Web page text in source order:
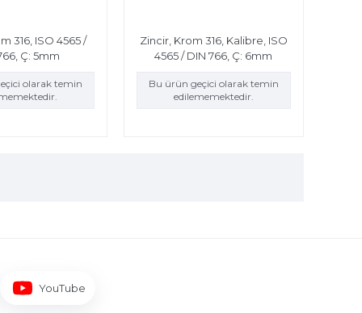
316, ISO 4565 /
Ç: 5mm
olarak temin
Zincir, Krom 316, Kalibre, ISO
4565 / DIN 766, Ç: 6mm
Bu ürün geçici olarak temin
edilememektedir.
YouTube